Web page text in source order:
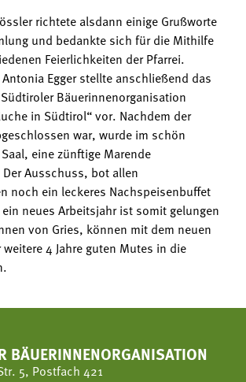
richtete alsdann einige Grußworte
und bedankte sich für die Mithilfe
Feierlichkeiten der Pfarrei.
Egger stellte anschließend das
Bäuerinnenorganisation
in Südtirol“ vor. Nachdem der
war, wurde im schön
eine zünftige Marende
Ausschuss, bot allen
noch ein leckeres Nachspeisenbuffet
neues Arbeitsjahr ist somit gelungen
von Gries, können mit dem neuen
4 Jahre guten Mutes in die
BÄUERINNENORGANISATION
5, Postfach 421